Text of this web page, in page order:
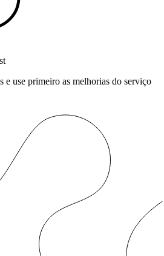
e use primeiro as melhorias do serviço